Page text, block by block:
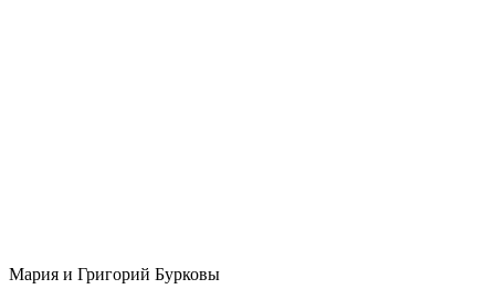
Мария и Григорий Бурковы